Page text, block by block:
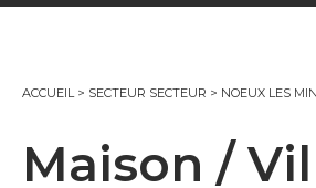
ACCUEIL> SECTEUR SECTEUR > NOEUX LES
Maison /